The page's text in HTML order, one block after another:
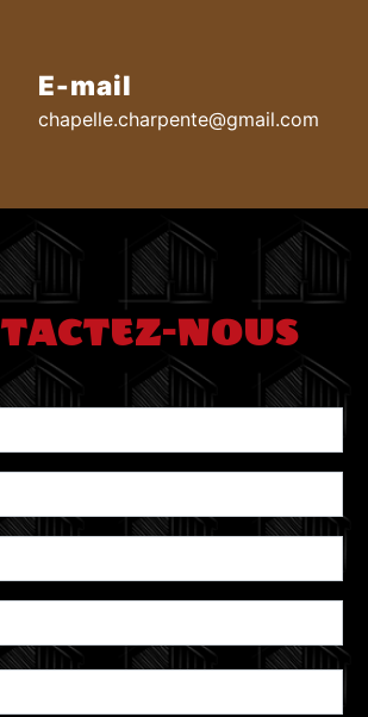
E-mail
chapelle.charpente@gmail.com
NOUS